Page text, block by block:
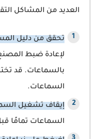
العديد من المشاكل
تحقق من دليل
لإعادة ضبط
بالسماعات. قد
السماعات.
إيقاف تشغيل
السماعات تمامًا